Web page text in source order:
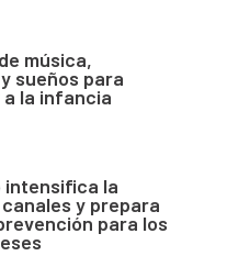
música,
sueños para
la infancia
intensifica la
y prepara
para los